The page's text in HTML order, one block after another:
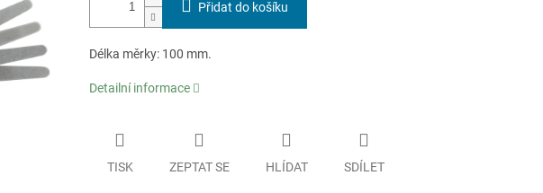
Přidat do košíku
Délka měrky: 100 mm.
Detailní informace
TISK ZEPTAT SE HLÍDAT SDÍLET